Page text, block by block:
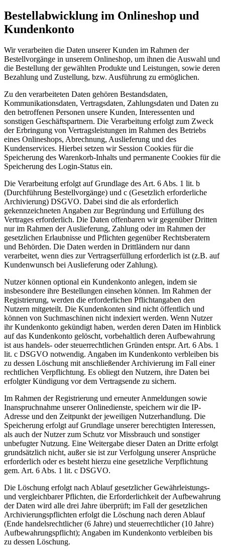
Bestellabwicklung im Onlineshop und
Kundenkonto
Wir verarbeiten die Daten unserer Kunden im Rahmen der
Bestellvorgänge in unserem Onlineshop, um ihnen die Auswahl und
die Bestellung der gewählten Produkte und Leistungen, sowie deren
Bezahlung und Zustellung, bzw. Ausführung zu ermöglichen.
Zu den verarbeiteten Daten gehören Bestandsdaten,
Kommunikationsdaten, Vertragsdaten, Zahlungsdaten und Daten zu
den betroffenen Personen unsere Kunden, Interessenten und
sonstigen Geschäftspartnern. Die Verarbeitung erfolgt zum Zweck
der Erbringung von Vertragsleistungen im Rahmen des Betriebs
eines Onlineshops, Abrechnung, Auslieferung und des
Kundenservices. Hierbei setzen wir Session Cookies für die
Speicherung des Warenkorb-Inhalts und permanente Cookies für die
Speicherung des Login-Status ein.
Die Verarbeitung erfolgt auf Grundlage des Art. 6 Abs. 1 lit. b
(Durchführung Bestellvorgänge) und c (Gesetzlich erforderliche
Archivierung) DSGVO. Dabei sind die als erforderlich
gekennzeichneten Angaben zur Begründung und Erfüllung des
Vertrages erforderlich. Die Daten offenbaren wir gegenüber Dritten
nur im Rahmen der Auslieferung, Zahlung oder im Rahmen der
gesetzlichen Erlaubnisse und Pflichten gegenüber Rechtsberatern
und Behörden. Die Daten werden in Drittländern nur dann
verarbeitet, wenn dies zur Vertragserfüllung erforderlich ist (z.B. auf
Kundenwunsch bei Auslieferung oder Zahlung).
Nutzer können optional ein Kundenkonto anlegen, indem sie
insbesondere ihre Bestellungen einsehen können. Im Rahmen der
Registrierung, werden die erforderlichen Pflichtangaben den
Nutzern mitgeteilt. Die Kundenkonten sind nicht öffentlich und
können von Suchmaschinen nicht indexiert werden. Wenn Nutzer
ihr Kundenkonto gekündigt haben, werden deren Daten im Hinblick
auf das Kundenkonto gelöscht, vorbehaltlich deren Aufbewahrung
ist aus handels- oder steuerrechtlichen Gründen entspr. Art. 6 Abs. 1
lit. c DSGVO notwendig. Angaben im Kundenkonto verbleiben bis
zu dessen Löschung mit anschließender Archivierung im Fall einer
rechtlichen Verpflichtung. Es obliegt den Nutzern, ihre Daten bei
erfolgter Kündigung vor dem Vertragsende zu sichern.
Im Rahmen der Registrierung und erneuter Anmeldungen sowie
Inanspruchnahme unserer Onlinedienste, speichern wir die IP-
Adresse und den Zeitpunkt der jeweiligen Nutzerhandlung. Die
Speicherung erfolgt auf Grundlage unserer berechtigten Interessen,
als auch der Nutzer zum Schutz vor Missbrauch und sonstiger
unbefugter Nutzung. Eine Weitergabe dieser Daten an Dritte erfolgt
grundsätzlich nicht, außer sie ist zur Verfolgung unserer Ansprüche
erforderlich oder es besteht hierzu eine gesetzliche Verpflichtung
gem. Art. 6 Abs. 1 lit. c DSGVO.
Die Löschung erfolgt nach Ablauf gesetzlicher Gewährleistungs-
und vergleichbarer Pflichten, die Erforderlichkeit der Aufbewahrung
der Daten wird alle drei Jahre überprüft; im Fall der gesetzlichen
Archivierungspflichten erfolgt die Löschung nach deren Ablauf
(Ende handelsrechtlicher (6 Jahre) und steuerrechtlicher (10 Jahre)
Aufbewahrungspflicht); Angaben im Kundenkonto verbleiben bis
zu dessen Löschung.